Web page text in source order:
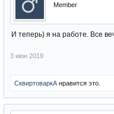
Member
И теперь) я на работе. Все
3 июн 2019
СквиртоваркА нравится это.